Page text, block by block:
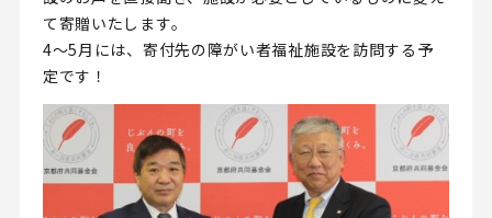
て寄贈いたします。
4～5月には、寄付先の障がい者福祉施設を訪問する予
定です！